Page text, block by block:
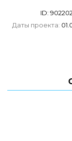
ID:
Даты проекта: